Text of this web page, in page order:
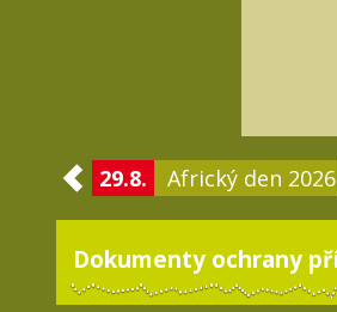
29.8. Africký den 2026
Dokumenty ochrany